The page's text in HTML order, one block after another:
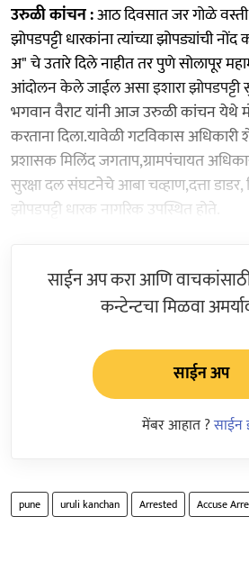
उरुळी कांचन :आठ दिवसात जर गोळे
झोपडपट्टी धारकांना त्यांच्या झोपड्यांची
अ" चे उतारे दिले नाहीत तर पुणे सोलापूर
आंदोलन केले जाईल असा इशारा
भगवान वैराट यांनी आज उरुळी कांचन येथे
करताना दिला.यावेळी गटविकास अधिकारी
प्रशासक मिलिंद जगताप,ग्रामपंचायत
सुरक्षा दल संघटनेचे आबा चव्हाण,दत्ता
झोपडपट्टी धारक नागरिक उपस्थित होते.
साईन अप करा आणि
कन्टेन्टचा मिळवा
साईन अप
मेंबर आहात ?साईन
pune uruli kanchan Arrested Accuse